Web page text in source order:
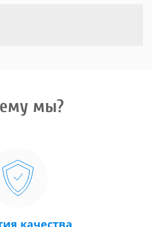
мы?
качества